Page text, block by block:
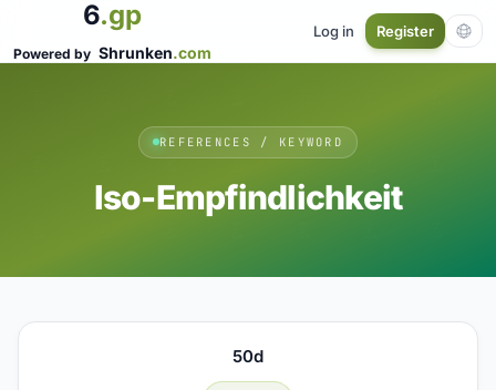
6.gp
Powered by Shrunken.com
Log in Register
REFERENCES / KEYWORD
Iso-Empfindlichkeit
50d